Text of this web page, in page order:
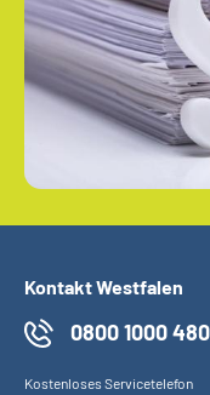
Kontakt Westfalen
0800 1000
Kostenloses Servicetelefon